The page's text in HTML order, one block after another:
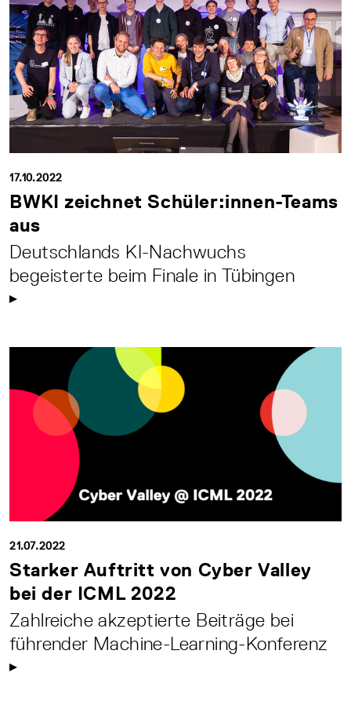
17.10.2022
BWKI zeichnet Schüler:innen-Teams
aus
Deutschlands KI-Nachwuchs
begeisterte beim Finale in Tübingen
21.07.2022
Starker Auftritt von Cyber Valley
bei der ICML 2022
Zahlreiche akzeptierte Beiträge bei
führender Machine-Learning-Konferenz